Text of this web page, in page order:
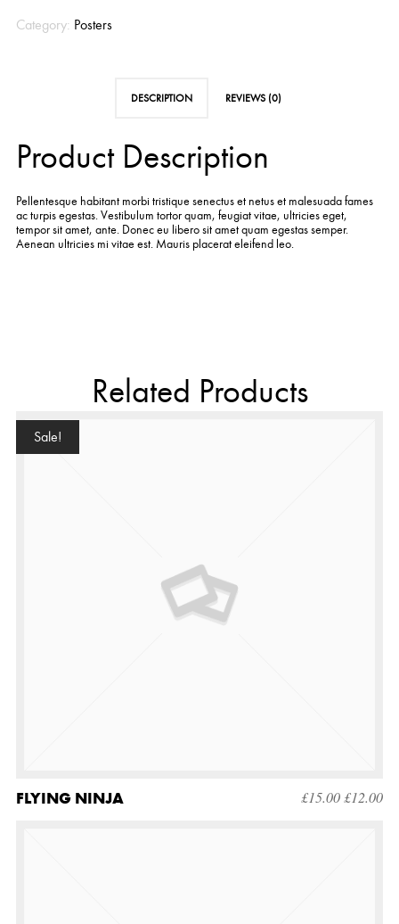
Category: Posters
DESCRIPTION REVIEWS (0)
Product Description
Pellentesque habitant morbi tristique senectus et netus et malesuada fames
ac turpis egestas. Vestibulum tortor quam, feugiat vitae, ultricies eget,
tempor sit amet, ante. Donec eu libero sit amet quam egestas semper.
Aenean ultricies mi vitae est. Mauris placerat eleifend leo.
Related Products
Sale!
FLYING NINJA £15.00£12.00